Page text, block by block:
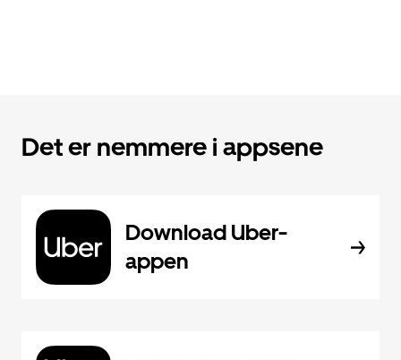
Det er nemmere i appsene
Download Uber-
appen